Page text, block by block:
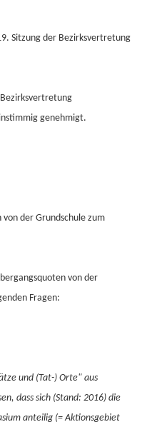
Sitzung der Bezirksvertretung
genehmigt.
der Grundschule zum
von der
Fragen:
und (Tat-) Orte" aus
dass sich (Stand: 2016) die
anteilig (= Aktionsgebiet